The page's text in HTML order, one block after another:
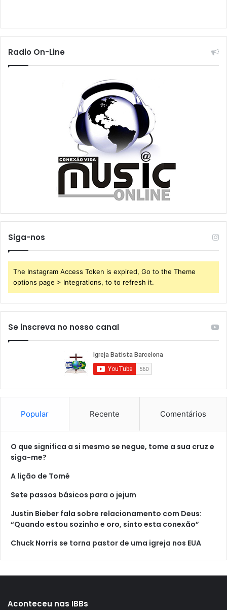
Radio On-Line
Siga-nos
The Instagram Access Token is expired, Go to the Theme
options page > Integrations, to to refresh it.
Se inscreva no nosso canal
Popular Recente Comentários
O que significa a si mesmo se negue, tome a sua cruz e
siga-me?
A lição de Tomé
Sete passos básicos para o jejum
Justin Bieber fala sobre relacionamento com Deus:
“Quando estou sozinho e oro, sinto esta conexão”
Chuck Norris se torna pastor de uma igreja nos EUA
Aconteceu nas IBBs